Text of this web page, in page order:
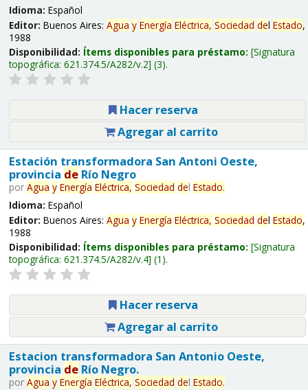
Idioma: Español
Editor: Buenos Aires: Agua y Energía Eléctrica, Sociedad del Estado,
1988
Disponibilidad: Ítems disponibles para préstamo: Signatura
topográfica: 621.374.5/A282/v.2 (3).
Hacer reserva
Agregar al carrito
Estación transformadora San Antoni Oeste,
provincia deRío Negro
por Agua y Energía Eléctrica, Sociedad del Estado.
Idioma: Español
Editor: Buenos Aires: Agua y Energía Eléctrica, Sociedad del Estado,
1988
Disponibilidad: Ítems disponibles para préstamo: Signatura
topográfica: 621.374.5/A282/v.4 (1).
Hacer reserva
Agregar al carrito
Estacion transformadora San Antonio Oeste,
provincia deRío Negro.
por Agua y Energía Eléctrica, Sociedad del Estado.